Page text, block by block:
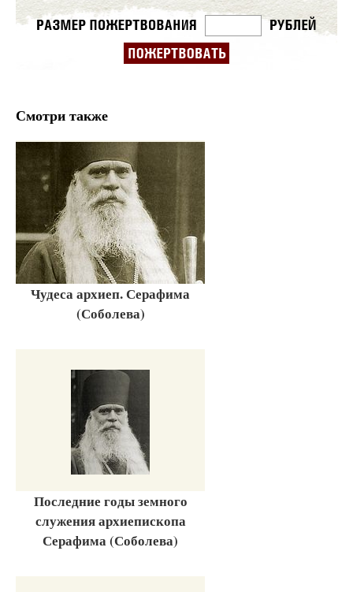
Смотри также
Чудеса архиеп. Серафима
(Соболева)
Последние годы земного
служения архиепископа
Серафима (Соболева)